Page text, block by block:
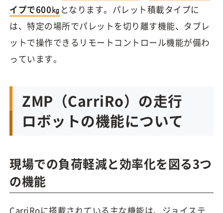
イプで600㎏ となります。パレット積載タイプに
は、特定の場所でパレットを切り離す機能、タブレ
ットで操作できるリモートコントロール機能が備わ
っています。
ZMP（CarriRo）の走行
ロボットの機能について
現場での負荷軽減と効率化を図る3つ
の機能
CarriRoに搭載されている主な機能は、ジョイステ